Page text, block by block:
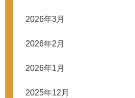
2026年3月
2026年2月
2026年1月
2025年12月